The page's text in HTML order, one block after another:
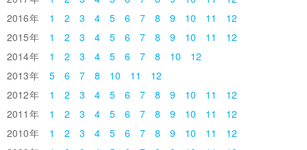
2016
1 2 3 4 5 6 7 8 9 10 11
12
2015
1 2 3 4 5 6 7 8 9 10 11
12
2014
1 2 3 4 5 6 7 8 10
12
2013
5 6 7 8 10 11
12
2012
1 2 3 4 5 6 7 8 9 10 11
12
2011
1 2 3 4 5 6 7 8 9 10 11
12
2010
1 2 3 4 5 6 7 8 9 10 11
12